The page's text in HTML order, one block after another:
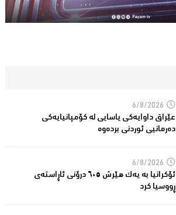
6/8/2026
عێراق داوایەکی یاسایی لە کۆمپانیایه‌كی
دەرمانیى ئوردنی بردەوە
6/8/2026
ئۆکرانیا بە یەک هێرش ٦٠٥ درۆنی ئاڕاستەى
ڕووسیا کرد